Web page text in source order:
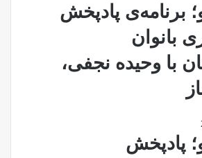
برنامه‌ی پادپخش
بانوان
با وحیده نجفی،
پادپخش